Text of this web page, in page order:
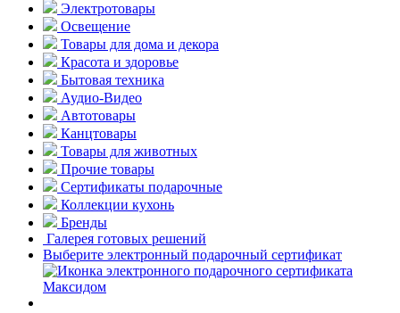
Электротовары
Освещение
Товары для дома и декора
Красота и здоровье
Бытовая техника
Аудио-Видео
Автотовары
Канцтовары
Товары для животных
Прочие товары
Сертификаты подарочные
Коллекции кухонь
Бренды
Галерея готовых решений
Выберите электронный подарочный сертификат